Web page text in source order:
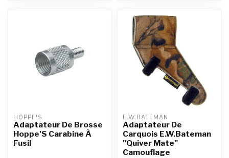
HOPPE'S
Adaptateur De Brosse
Hoppe'S Carabine À
Fusil
E.W.BATEMAN
Adaptateur De
Carquois E.W.Bateman
"Quiver Mate"
Camouflage